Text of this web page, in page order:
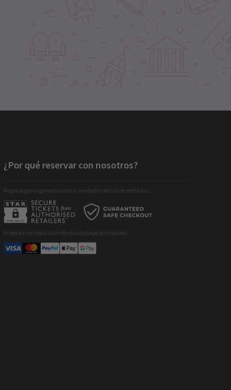
¿Por qué reservar con nosotros?
Pagos seguros garantizados y vendedor oficial de entradas
Aceptamos todos los métodos de pago principales